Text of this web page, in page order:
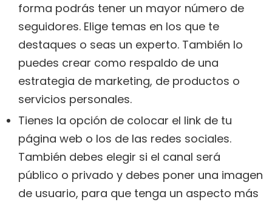
forma podrás tener un mayor número de
seguidores. Elige temas en los que te
destaques o seas un experto. También lo
puedes crear como respaldo de una
estrategia de marketing, de productos o
servicios personales.
Tienes la opción de colocar el link de tu
página web o los de las redes sociales.
También debes elegir si el canal será
público o privado y debes poner una imagen
de usuario, para que tenga un aspecto más